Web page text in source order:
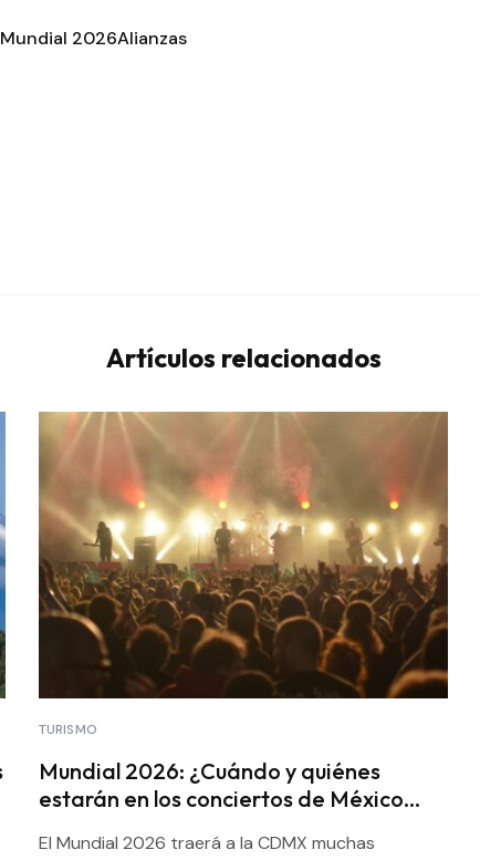
Mundial 2026Alianzas
Artículos relacionados
TURISMO
Mundial 2026: ¿Cuándo y quiénes
estarán en los conciertos de México
El Mundial 2026 traerá a la CDMX muchas